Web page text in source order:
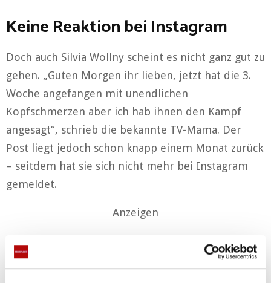
Keine Reaktion bei Instagram
Doch auch Silvia Wollny scheint es nicht ganz gut zu
gehen. „Guten Morgen ihr lieben, jetzt hat die 3.
Woche angefangen mit unendlichen
Kopfschmerzen aber ich hab ihnen den Kampf
angesagt“, schrieb die bekannte TV-Mama. Der
Post liegt jedoch schon knapp einem Monat zurück
– seitdem hat sie sich nicht mehr bei Instagram
gemeldet.
Anzeigen